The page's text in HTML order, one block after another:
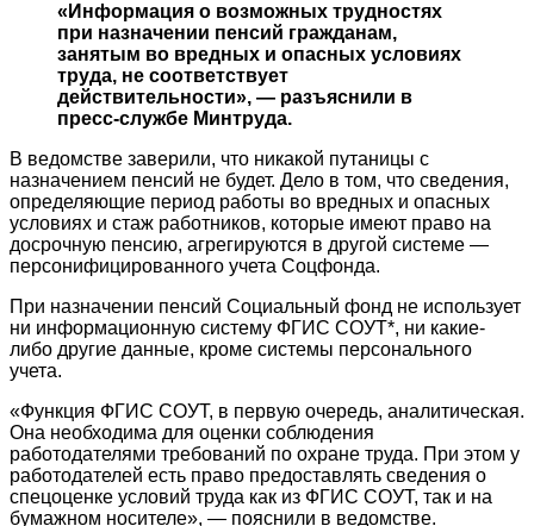
«Информация о возможных трудностях
при назначении пенсий гражданам,
занятым во вредных и опасных условиях
труда, не соответствует
действительности», — разъяснили в
пресс-службе Минтруда.
В ведомстве заверили, что никакой путаницы с
назначением пенсий не будет. Дело в том, что сведения,
определяющие период работы во вредных и опасных
условиях и стаж работников, которые имеют право на
досрочную пенсию, агрегируются в другой системе —
персонифицированного учета Соцфонда.
При назначении пенсий Социальный фонд не использует
ни информационную систему ФГИС СОУТ*, ни какие-
либо другие данные, кроме системы персонального
учета.
«Функция ФГИС СОУТ, в первую очередь, аналитическая.
Она необходима для оценки соблюдения
работодателями требований по охране труда. При этом у
работодателей есть право предоставлять сведения о
спецоценке условий труда как из ФГИС СОУТ, так и на
бумажном носителе», — пояснили в ведомстве.